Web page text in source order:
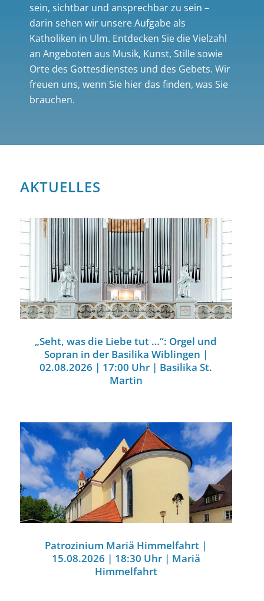
sein, sichtbar und ansprechbar zu sein –
darin sehen wir unsere Aufgabe als
Katholiken in Ulm. Entdecken Sie die Vielzahl
an Angeboten aus Musik, Kunst, Stille sowie
Orte des Gottesdienstes und des Gebets. Wir
freuen uns, wenn Sie hier das finden, was Sie
brauchen.
AKTUELLES
„Seht, was die Liebe tut …“: Orgel und
Sopran in der Basilika Wiblingen |
02.08.2026 | 17:00 Uhr | Basilika St.
Martin
Patrozinium Mariä Himmelfahrt |
15.08.2026 | 18:30 Uhr | Mariä
Himmelfahrt